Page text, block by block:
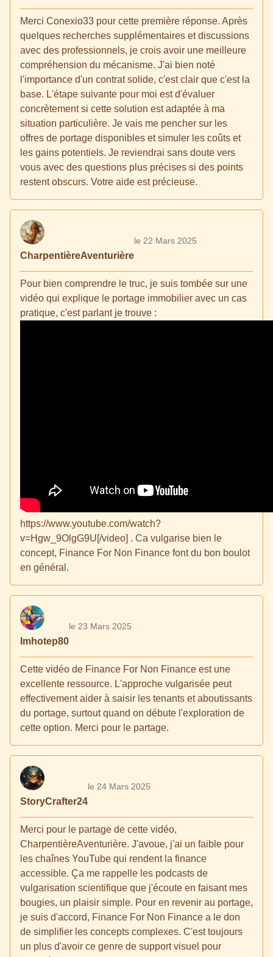
Merci Conexio33 pour cette première réponse. Après
quelques recherches supplémentaires et discussions
avec des professionnels, je crois avoir une meilleure
compréhension du mécanisme. J'ai bien noté
l'importance d'un contrat solide, c'est clair que c'est la
base. L'étape suivante pour moi est d'évaluer
concrètement si cette solution est adaptée à ma
situation particulière. Je vais me pencher sur les
offres de portage disponibles et simuler les coûts et
les gains potentiels. Je reviendrai sans doute vers
vous avec des questions plus précises si des points
restent obscurs. Votre aide est précieuse.
CharpentièreAventurière
le 22 Mars 2025
Pour bien comprendre le truc, je suis tombée sur une
vidéo qui explique le portage immobilier avec un cas
pratique, c'est parlant je trouve :
https://www.youtube.com/watch?
v=Hgw_9OlgG9U[/video] . Ca vulgarise bien le
concept, Finance For Non Finance font du bon boulot
en général.
Imhotep80
le 23 Mars 2025
Cette vidéo de Finance For Non Finance est une
excellente ressource. L'approche vulgarisée peut
effectivement aider à saisir les tenants et aboutissants
du portage, surtout quand on débute l'exploration de
cette option. Merci pour le partage.
StoryCrafter24
le 24 Mars 2025
Merci pour le partage de cette vidéo,
CharpentièreAventurière. J'avoue, j'ai un faible pour
les chaînes YouTube qui rendent la finance
accessible. Ça me rappelle les podcasts de
vulgarisation scientifique que j'écoute en faisant mes
bougies, un plaisir simple. Pour en revenir au portage,
je suis d'accord, Finance For Non Finance a le don
de simplifier les concepts complexes. C'est toujours
un plus d'avoir ce genre de support visuel pour